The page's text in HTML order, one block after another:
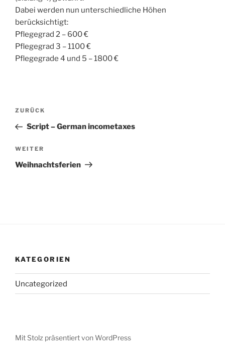
Dabei werden nun unterschiedliche Höhen
berücksichtigt:
Pflegegrad 2 – 600 €
Pflegegrad 3 – 1100 €
Pflegegrade 4 und 5 – 1800 €
Beitragsnavigation
Vorheriger
Beitrag
ZURÜCK
Script – German incometaxes
Nächster
Beitrag
WEITER
Weihnachtsferien
KATEGORIEN
Uncategorized
Mit Stolz präsentiert von WordPress